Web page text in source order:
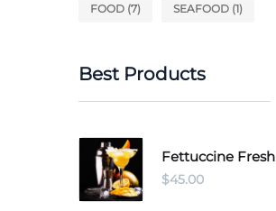
FOOD (7) SEAFOOD (1)
Best Products
Fettuccine Fresh
$45.00